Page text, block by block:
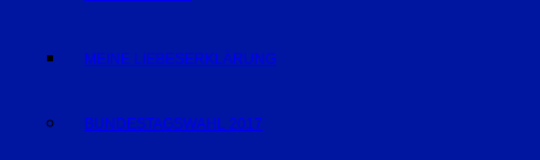
MEINE LIEBESERKLÄRUNG
BUNDESTAGSWAHL 2017